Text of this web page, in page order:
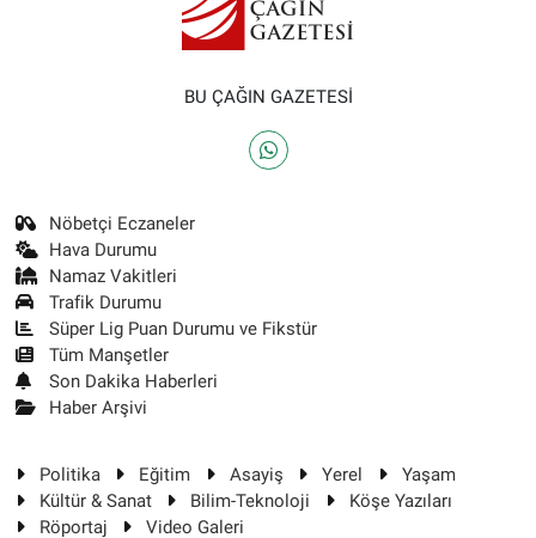
BU ÇAĞIN GAZETESİ
Nöbetçi Eczaneler
Hava Durumu
Namaz Vakitleri
Trafik Durumu
Süper Lig Puan Durumu ve Fikstür
Tüm Manşetler
Son Dakika Haberleri
Haber Arşivi
Politika Eğitim Asayiş Yerel
Yaşam
Kültür & Sanat
Bilim-Teknoloji
Köşe Yazıları
Röportaj
Video Galeri